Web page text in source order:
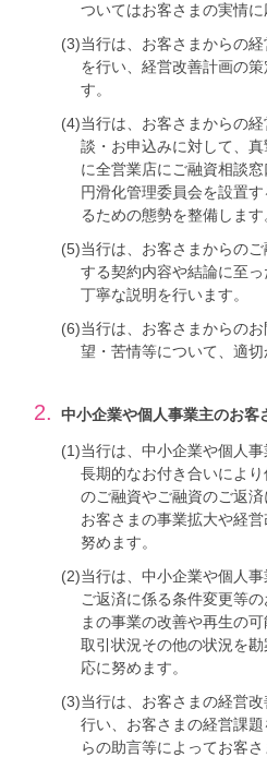
ついてはお客さまの実情に
(3)当行は、お客さまからの
を行い、経営改善計画の
す。
(4)当行は、お客さまからの
談・お申込みに対して、
に全営業店にご融資相談
円滑化管理委員会を設置
るための態勢を整備します
(5)当行は、お客さまからの
する契約内容や結論に至
丁寧な説明を行います。
(6)当行は、お客さまからの
望・苦情等について、適切
2. 中小企業や個人事業主のお客
(1)当行は、中小企業や個人
長期的なお付き合いによ
のご融資やご融資のご返済
お客さまの事業拡大や経
努めます。
(2)当行は、中小企業や個人
ご返済に係る条件変更等
まの事業の改善や再生の
取引状況その他の状況を
応に努めます。
(3)当行は、お客さまの経営
行い、お客さまの経営課
らの助言等によってお客